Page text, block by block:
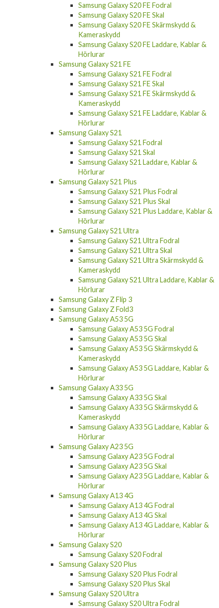
Samsung Galaxy S20 FE Fodral
Samsung Galaxy S20 FE Skal
Samsung Galaxy S20 FE Skärmskydd &
Kameraskydd
Samsung Galaxy S20 FE Laddare, Kablar &
Hörlurar
Samsung Galaxy S21 FE
Samsung Galaxy S21 FE Fodral
Samsung Galaxy S21 FE Skal
Samsung Galaxy S21 FE Skärmskydd &
Kameraskydd
Samsung Galaxy S21 FE Laddare, Kablar &
Hörlurar
Samsung Galaxy S21
Samsung Galaxy S21 Fodral
Samsung Galaxy S21 Skal
Samsung Galaxy S21 Laddare, Kablar &
Hörlurar
Samsung Galaxy S21 Plus
Samsung Galaxy S21 Plus Fodral
Samsung Galaxy S21 Plus Skal
Samsung Galaxy S21 Plus Laddare, Kablar &
Hörlurar
Samsung Galaxy S21 Ultra
Samsung Galaxy S21 Ultra Fodral
Samsung Galaxy S21 Ultra Skal
Samsung Galaxy S21 Ultra Skärmskydd &
Kameraskydd
Samsung Galaxy S21 Ultra Laddare, Kablar &
Hörlurar
Samsung Galaxy Z Flip 3
Samsung Galaxy Z Fold3
Samsung Galaxy A53 5G
Samsung Galaxy A53 5G Fodral
Samsung Galaxy A53 5G Skal
Samsung Galaxy A53 5G Skärmskydd &
Kameraskydd
Samsung Galaxy A53 5G Laddare, Kablar &
Hörlurar
Samsung Galaxy A33 5G
Samsung Galaxy A33 5G Skal
Samsung Galaxy A33 5G Skärmskydd &
Kameraskydd
Samsung Galaxy A33 5G Laddare, Kablar &
Hörlurar
Samsung Galaxy A23 5G
Samsung Galaxy A23 5G Fodral
Samsung Galaxy A23 5G Skal
Samsung Galaxy A23 5G Laddare, Kablar &
Hörlurar
Samsung Galaxy A13 4G
Samsung Galaxy A13 4G Fodral
Samsung Galaxy A13 4G Skal
Samsung Galaxy A13 4G Laddare, Kablar &
Hörlurar
Samsung Galaxy S20
Samsung Galaxy S20 Fodral
Samsung Galaxy S20 Plus
Samsung Galaxy S20 Plus Fodral
Samsung Galaxy S20 Plus Skal
Samsung Galaxy S20 Ultra
Samsung Galaxy S20 Ultra Fodral